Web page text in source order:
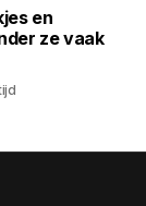
en
ze vaak